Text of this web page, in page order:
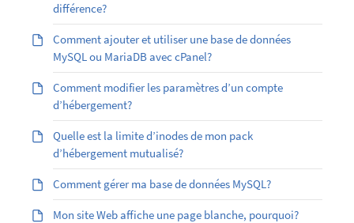
différence?
Comment ajouter et utiliser une base de données
MySQL ou MariaDB avec cPanel?
Comment modifier les paramètres d’un compte
d’hébergement?
Quelle est la limite d’inodes de mon pack
d’hébergement mutualisé?
Comment gérer ma base de données MySQL?
Mon site Web affiche une page blanche, pourquoi?